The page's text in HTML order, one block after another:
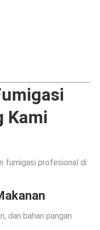
Kami
fumigasi profesional di
dan bahan pangan